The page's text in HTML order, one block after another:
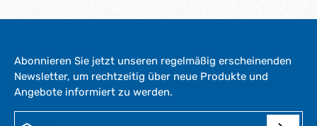
Abonnieren Sie jetzt unseren regelmäßig erscheinenden
Newsletter, um rechtzeitig über neue Produkte und
Angebote informiert zu werden.